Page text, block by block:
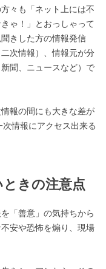
々も「ネット上には不
ゃ！」とおっしゃって
きした方の情報発信
次情報）、情報元が分
聞、ニュースなど）で
報の間にも大きな差が
情報にアクセス出来る
きの注意点
「善意」の気持ちから
安や恐怖を煽り、現場